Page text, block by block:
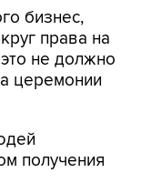
бизнес,
права на
не должно
церемонии
получения